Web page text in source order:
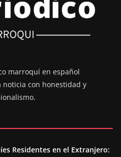
marroquí en español
con honestidad y
Residentes en el Extranjero: